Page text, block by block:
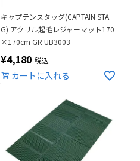
キャプテンスタッグ(CAPTAIN STA
G) アクリル起毛レジャーマット170
×170cm GR UB3003
¥4,180 税込
カートに入れる